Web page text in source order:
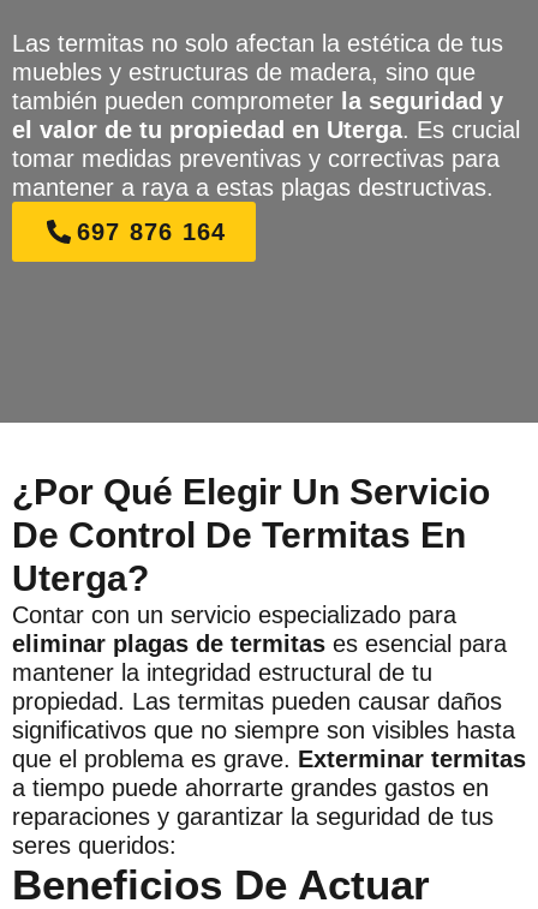
Las termitas no solo afectan la estética de tus
muebles y estructuras de madera, sino que
también pueden comprometer la seguridad y
el valor de tu propiedad en Uterga. Es crucial
tomar medidas preventivas y correctivas para
mantener a raya a estas plagas destructivas.
697 876 164
¿Por Qué Elegir Un Servicio
De Control De Termitas En
Uterga?
Contar con un servicio especializado para
eliminar plagas de termitas es esencial para
mantener la integridad estructural de tu
propiedad. Las termitas pueden causar daños
significativos que no siempre son visibles hasta
que el problema es grave. Exterminar termitas
a tiempo puede ahorrarte grandes gastos en
reparaciones y garantizar la seguridad de tus
seres queridos:
Beneficios De Actuar